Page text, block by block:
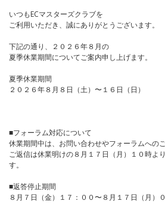
いつもECマスターズクラブを
ご利用いただき、誠にありがとうございます。
下記の通り、２０２６年８月の
夏季休業期間についてご案内申し上げます。
夏季休業期間
２０２６年８月８日（土）〜１６日（日）
■フォーラム対応について
休業期間中は、お問い合わせやフォーラムへの
ご返信は休業明けの８月１７日（月）１０時よ
す。
■返答停止期間
８月７日（金）１７：００〜８月１７日（月）